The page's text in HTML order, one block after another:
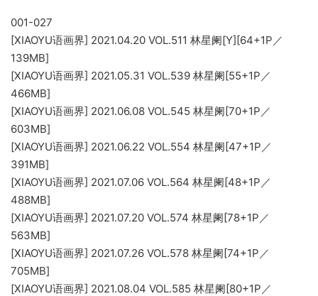
001-027
[XIAOYU语画界] 2021.04.20 VOL.511 林星阑[Y][64+1P／
139MB]
[XIAOYU语画界] 2021.05.31 VOL.539 林星阑[55+1P／
466MB]
[XIAOYU语画界] 2021.06.08 VOL.545 林星阑[70+1P／
603MB]
[XIAOYU语画界] 2021.06.22 VOL.554 林星阑[47+1P／
391MB]
[XIAOYU语画界] 2021.07.06 VOL.564 林星阑[48+1P／
488MB]
[XIAOYU语画界] 2021.07.20 VOL.574 林星阑[78+1P／
563MB]
[XIAOYU语画界] 2021.07.26 VOL.578 林星阑[74+1P／
705MB]
[XIAOYU语画界] 2021.08.04 VOL.585 林星阑[80+1P／